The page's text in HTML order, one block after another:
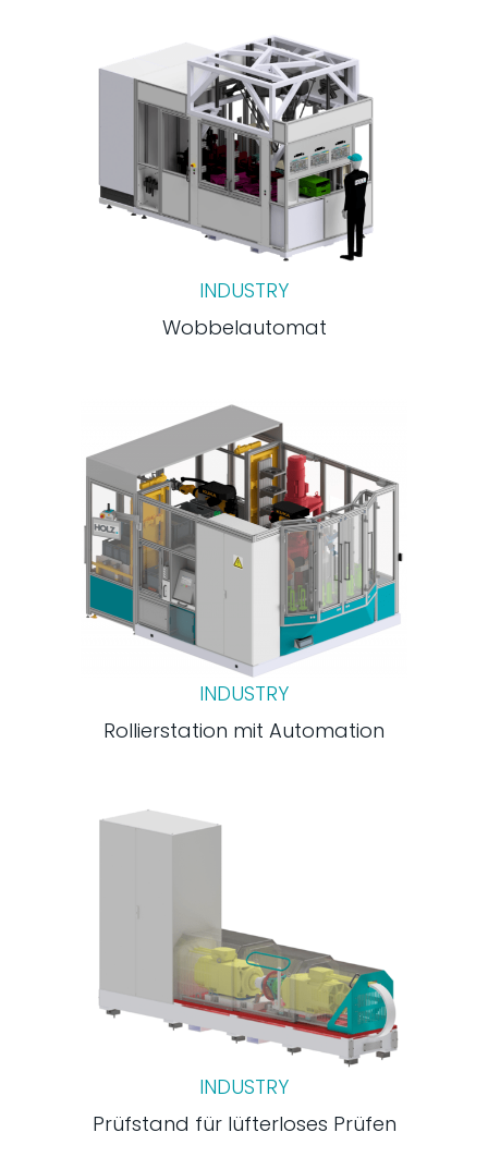
INDUSTRY
Wobbelautomat
INDUSTRY
Rollierstation mit Automation
INDUSTRY
Prüfstand für lüfterloses Prüfen